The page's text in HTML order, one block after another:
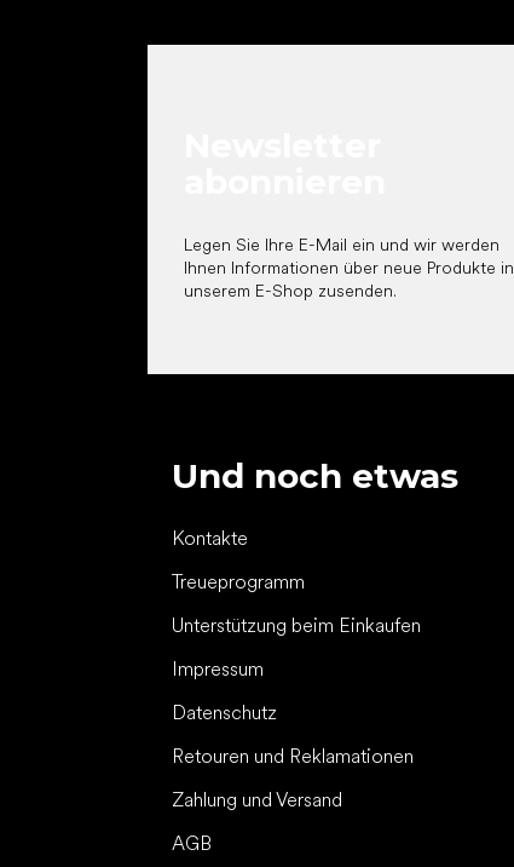
Legen Sie Ihre E-Mail ein und wir werden
Ihnen Informationen über neue Produkte in
unserem E-Shop zusenden.
Und noch etwas
Kontakte
Treueprogramm
Unterstützung beim Einkaufen
Impressum
Datenschutz
Retouren und Reklamationen
Zahlung und Versand
AGB